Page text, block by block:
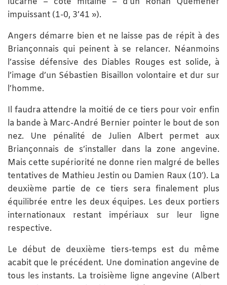
impuissant (1-0, 3’41 »).
Angers démarre bien et ne laisse pas de répit à des
Briançonnais qui peinent à se relancer. Néanmoins
l’assise défensive des Diables Rouges est solide, à
l’image d’un Sébastien Bisaillon volontaire et dur sur
l’homme.
Il faudra attendre la moitié de ce tiers pour voir enfin
la bande à Marc-André Bernier pointer le bout de son
nez. Une pénalité de Julien Albert permet aux
Briançonnais de s’installer dans la zone angevine.
Mais cette supériorité ne donne rien malgré de belles
tentatives de Mathieu Jestin ou Damien Raux (10′). La
deuxième partie de ce tiers sera finalement plus
équilibrée entre les deux équipes. Les deux portiers
internationaux restant impériaux sur leur ligne
respective.
Le début de deuxième tiers-temps est du même
acabit que le précédent. Une domination angevine de
tous les instants. La troisième ligne angevine (Albert